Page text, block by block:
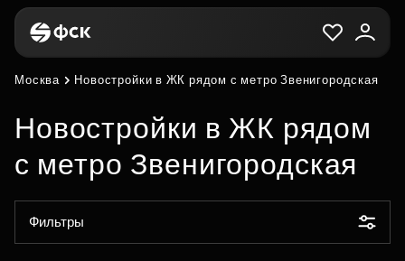
Москва Новостройки в ЖК рядом с метро Звенигородская
Новостройки в ЖК рядом
с метро Звенигородская
Фильтры